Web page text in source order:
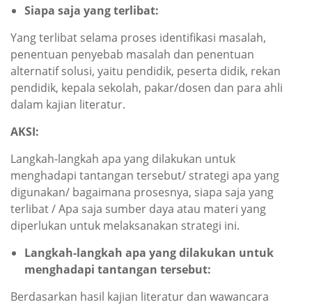
Siapa saja yang terlibat:
Yang terlibat selama proses identifikasi masalah,
penentuan penyebab masalah dan penentuan
alternatif solusi, yaitu pendidik, peserta didik, rekan
pendidik, kepala sekolah, pakar/dosen dan para ahli
dalam kajian literatur.
AKSI:
Langkah-langkah apa yang dilakukan untuk
menghadapi tantangan tersebut/ strategi apa yang
digunakan/ bagaimana prosesnya, siapa saja yang
terlibat / Apa saja sumber daya atau materi yang
diperlukan untuk melaksanakan strategi ini.
Langkah-langkah apa yang dilakukan untuk
menghadapi tantangan tersebut:
Berdasarkan hasil kajian literatur dan wawancara